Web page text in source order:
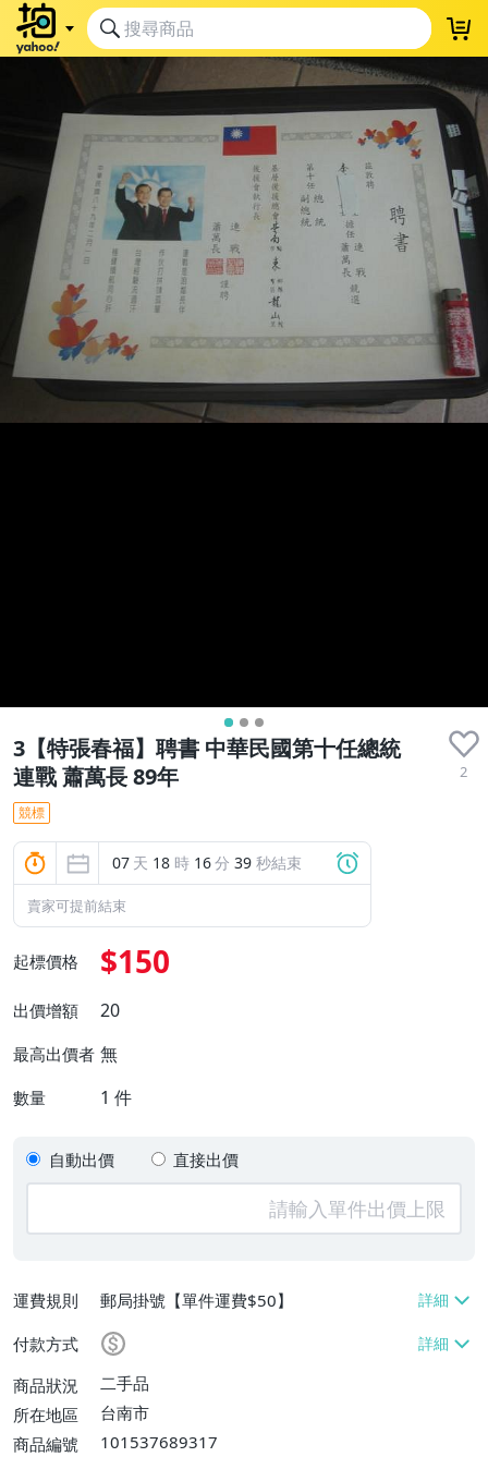
3【特張春福】聘書 中華民國第十任總統
連戰 蕭萬長 89年
2
競標
07 天 18 時 16分 38 秒結束
賣家可提前結束
起標價格 $150
出價增額 20
最高出價者 無
數量 1 件
自動出價 直接出價
運費規則
郵局掛號【單件運費$50】
付款方式
商品狀況
二手品
所在地區
台南市
商品編號
101537689317